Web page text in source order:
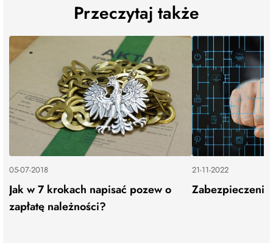
Przeczytaj także
05-07-2018
Jak w 7 krokach napisać pozew o
zapłatę należności?
21-11-2022